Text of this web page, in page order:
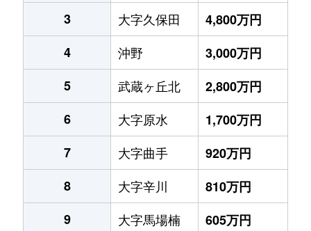
3
大字久保田
4,800万円
4
沖野
3,000万円
5
武蔵ヶ丘北
2,800万円
6
大字原水
1,700万円
7
大字曲手
920万円
8
大字辛川
810万円
9
大字馬場楠
605万円